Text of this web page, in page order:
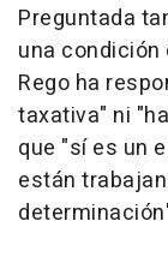
Preguntada
una condición
Rego ha
taxativa" ni
que "sí es un
están